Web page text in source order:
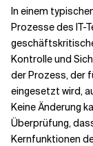
In einem
Prozesse des IT-
Kontrolle und
der Prozess, der
eingesetzt wird,
Keine Änderung
Überprüfung,
Kernfunktionen